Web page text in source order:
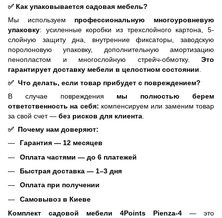
✅ Как упаковывается садовая мебель?
Мы используем профессиональную многоуровневую
упаковку: усиленные коробки из трехслойного картона, 5-
слойную защиту дна, внутренние фиксаторы, заводскую
поролоновую упаковку, дополнительную амортизацию
пенопластом и многослойную стрейч-обмотку. Это
гарантирует доставку мебели в целостном состоянии.
✅ Что делать, если товар прибудет с повреждением?
В случае повреждения мы полностью берем
ответственность на себя: компенсируем или заменим товар
за свой счет — без рисков для клиента.
✅ Почему нам доверяют:
Гарантия — 12 месяцев
Оплата частями — до 6 платежей
Быстрая доставка — 1–3 дня
Оплата при получении
Самовывоз в Киеве
Комплект садовой мебели 4Points Pienza-4 — это